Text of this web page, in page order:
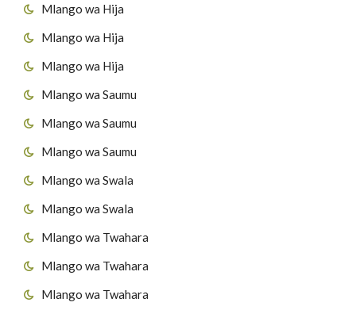
Mlango wa Hija
Mlango wa Hija
Mlango wa Hija
Mlango wa Saumu
Mlango wa Saumu
Mlango wa Saumu
Mlango wa Swala
Mlango wa Swala
Mlango wa Twahara
Mlango wa Twahara
Mlango wa Twahara